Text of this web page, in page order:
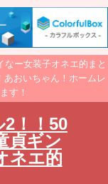
なー女装子オネエ的まと
あおいちゃん！ホームレ
す！
！！50
貞ギン
ネエ的